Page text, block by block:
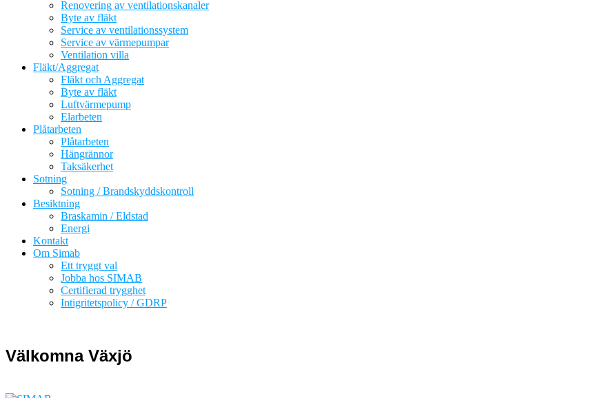
Renovering av ventilationskanaler
Byte av fläkt
Service av ventilationssystem
Service av värmepumpar
Ventilation villa
Fläkt/Aggregat
Fläkt och Aggregat
Byte av fläkt
Luftvärmepump
Elarbeten
Plåtarbeten
Plåtarbeten
Hängrännor
Taksäkerhet
Sotning
Sotning / Brandskyddskontroll
Besiktning
Braskamin / Eldstad
Energi
Kontakt
Om Simab
Ett tryggt val
Jobba hos SIMAB
Certifierad trygghet
Intigritetspolicy / GDRP
Välkomna Växjö